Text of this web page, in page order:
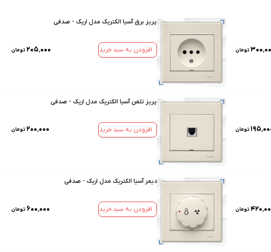
تومان
پریز برق آسیا الکتریک مدل اریک - صدفی
افزودن به سبد خرید ۲۰۵٬۰۰۰ تومان
تومان
پریز تلفن آسیا الکتریک مدل اریک - صدفی
افزودن به سبد خرید ۲۰۰٬۰۰۰ تومان
تومان
دیمر آسیا الکتریک مدل اریک - صدفی
افزودن به سبد خرید ۶۰۰٬۰۰۰ تومان